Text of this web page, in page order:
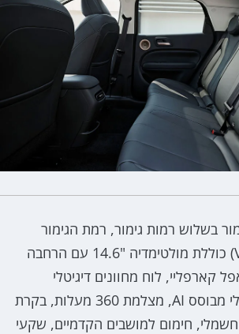
כאמור בשלוש רמות גימור, רמת הגימור
הבסיסית וייב (Vibe) כוללת מולטימדיה "14.6 עם הרחבה
קארפליי, לוח מחוונים דיגיטלי
"10.25, תפעול כולי מבוסס AI, מצלמת 360 מעלות, בקרת
חימום למושבים הקדמיים, שקעי